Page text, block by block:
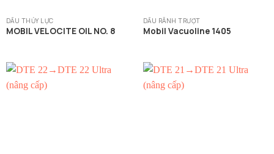
DẦU THỦY LỰC
MOBIL VELOCITE OIL NO. 8
DẦU RÃNH TRƯỢT
Mobil Vacuoline 1405